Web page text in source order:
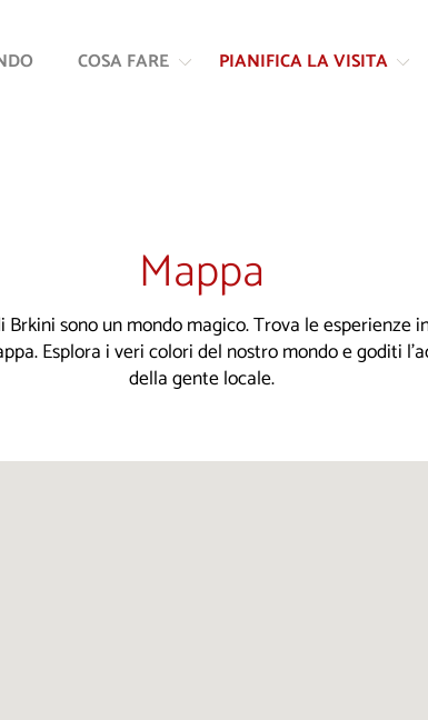
alla
COSA FARE PIANIFICA LA VISITA
Mappa
Brkini sono un mondo magico. Trova le esperienze
Esplora i veri colori del nostro mondo e goditi
della gente locale.